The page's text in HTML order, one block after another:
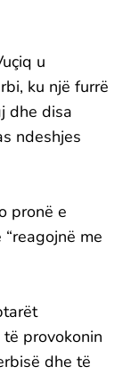
u
ku një furrë
dhe disa
ndeshjes
pronë e
me
provokonin
dhe të